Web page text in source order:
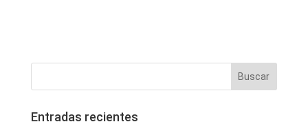
Entradas recientes